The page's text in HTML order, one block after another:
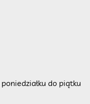
do piątku